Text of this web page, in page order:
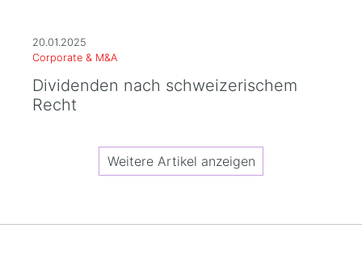
20.01.2025
Corporate & M&A
Dividenden nach schweizerischem
Recht
Weitere Artikel anzeigen